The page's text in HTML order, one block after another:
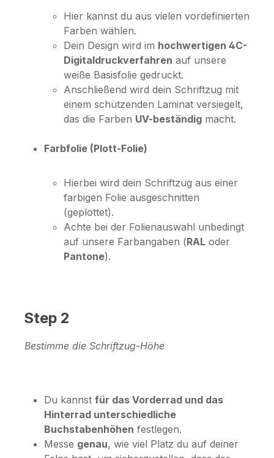
Hier kannst du aus vielen vordefinierten
Farben wählen.
Dein Design wird im hochwertigen 4C-
Digitaldruckverfahren auf unsere
weiße Basisfolie gedruckt.
Anschließend wird dein Schriftzug mit
einem schützenden Laminat versiegelt,
das die Farben UV-beständig macht.
Farbfolie (Plott-Folie)
Hierbei wird dein Schriftzug aus einer
farbigen Folie ausgeschnitten
(geplottet).
Achte bei der Folienauswahl unbedingt
auf unsere Farbangaben (RAL oder
Pantone).
Step 2
Bestimme die Schriftzug-Höhe
Du kannst für das Vorderrad und das
Hinterrad unterschiedliche
Buchstabenhöhen festlegen.
Messe genau, wie viel Platz du auf deiner